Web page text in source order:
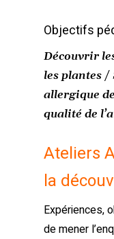
Objectifs
Découvrir
les plantes
allergique
qualité de
Ateliers
la
Expériences,
de mener